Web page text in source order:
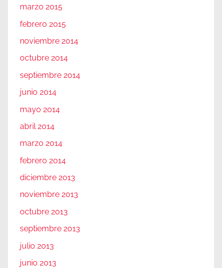
marzo 2015
febrero 2015
noviembre 2014
octubre 2014
septiembre 2014
junio 2014
mayo 2014
abril 2014
marzo 2014
febrero 2014
diciembre 2013
noviembre 2013
octubre 2013
septiembre 2013
julio 2013
junio 2013